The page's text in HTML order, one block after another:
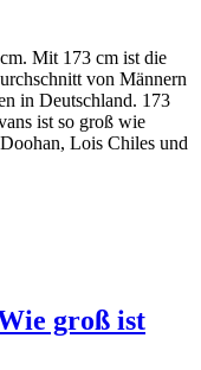
Mit 173 cm ist die
von Männern
in Deutschland. 173
ist so groß wie
Lois Chiles und
groß ist